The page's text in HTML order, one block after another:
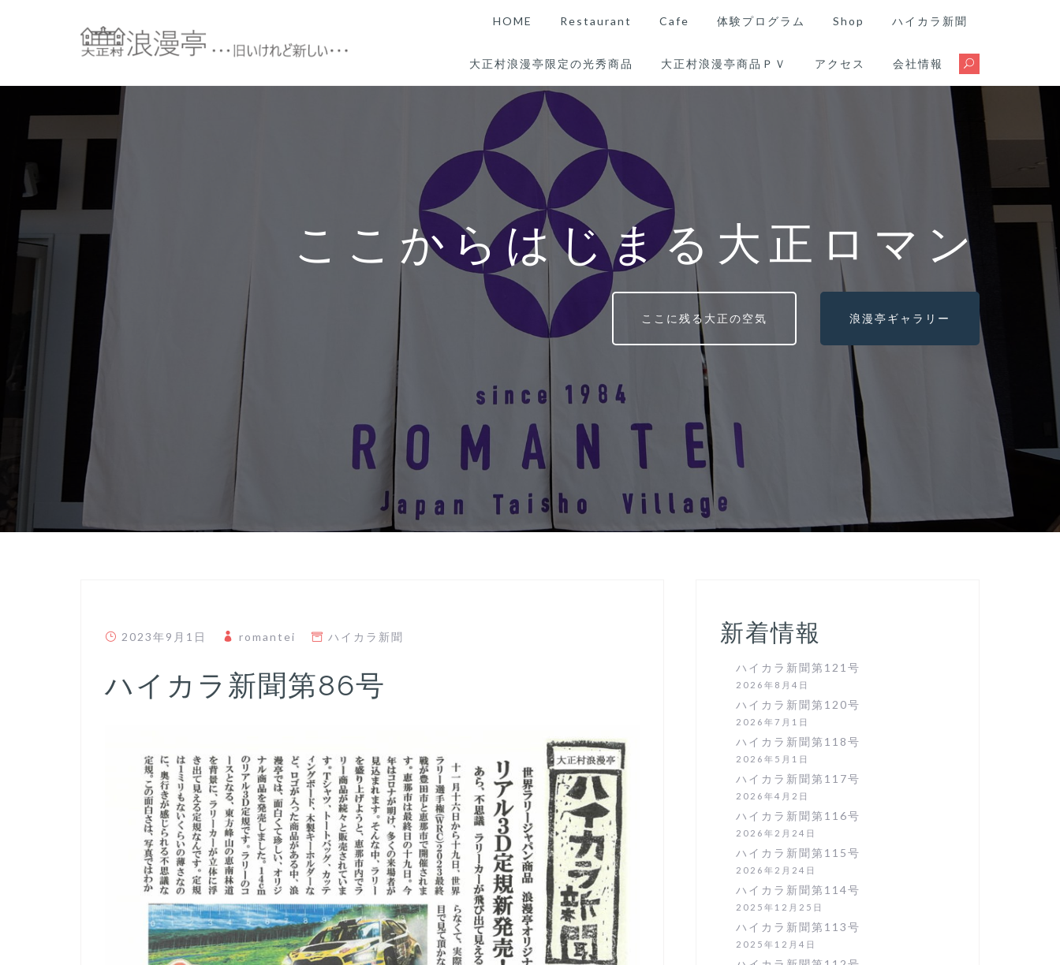
ツ
HOME Restaurant Cafe 体験プログラム Shop ハイカラ新聞
大正村浪漫亭限定の光秀商品 大正村浪漫亭商品ＰＶ アクセス 会社情報
ここからはじまる大正ロマン
ここに残る大正の空気 浪漫亭ギャラリー
2023年9月1日 romantei ハイカラ新聞
ハイカラ新聞第86号
新着情報
ハイカラ新聞第121号
2026年8月4日
ハイカラ新聞第120号
2026年7月1日
ハイカラ新聞第118号
2026年5月1日
ハイカラ新聞第117号
2026年4月2日
ハイカラ新聞第116号
2026年2月24日
ハイカラ新聞第115号
2026年2月24日
ハイカラ新聞第114号
2025年12月25日
ハイカラ新聞第113号
2025年12月4日